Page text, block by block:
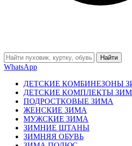
Найти
WhatsApp
ДЕТСКИЕ КОМБИНЕЗОНЫ
ДЕТСКИЕ КОМПЛЕКТЫ
ПОДРОСТКОВЫЕ ЗИМА
ЖЕНСКИЕ ЗИМА
МУЖСКИЕ ЗИМА
ЗИМНИЕ ШТАНЫ
ЗИМНЯЯ ОБУВЬ